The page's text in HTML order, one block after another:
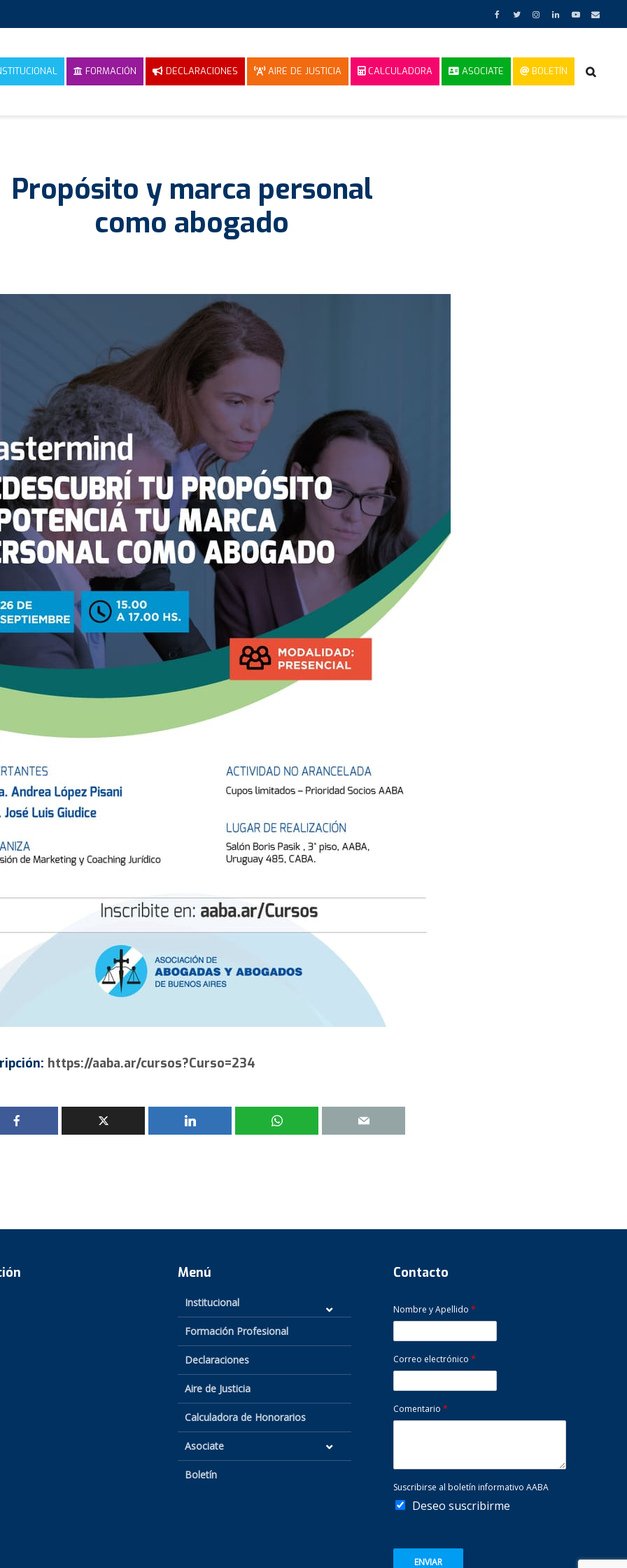
FORMACIÓN DECLARACIONES AIRE DE JUSTICIA CALCULADORA ASOCIATE BOLETÍN
Propósito y marca personal
como abogado
https://aaba.ar/cursos?Curso=234
Menú
Institucional
Formación Profesional
Declaraciones
Aire de Justicia
Calculadora de Honorarios
Asociate
Boletín
Contacto
Nombre y Apellido *
Correo electrónico *
Comentario *
Suscribirse al boletín informativo AABA
Deseo suscribirme
ENVIAR